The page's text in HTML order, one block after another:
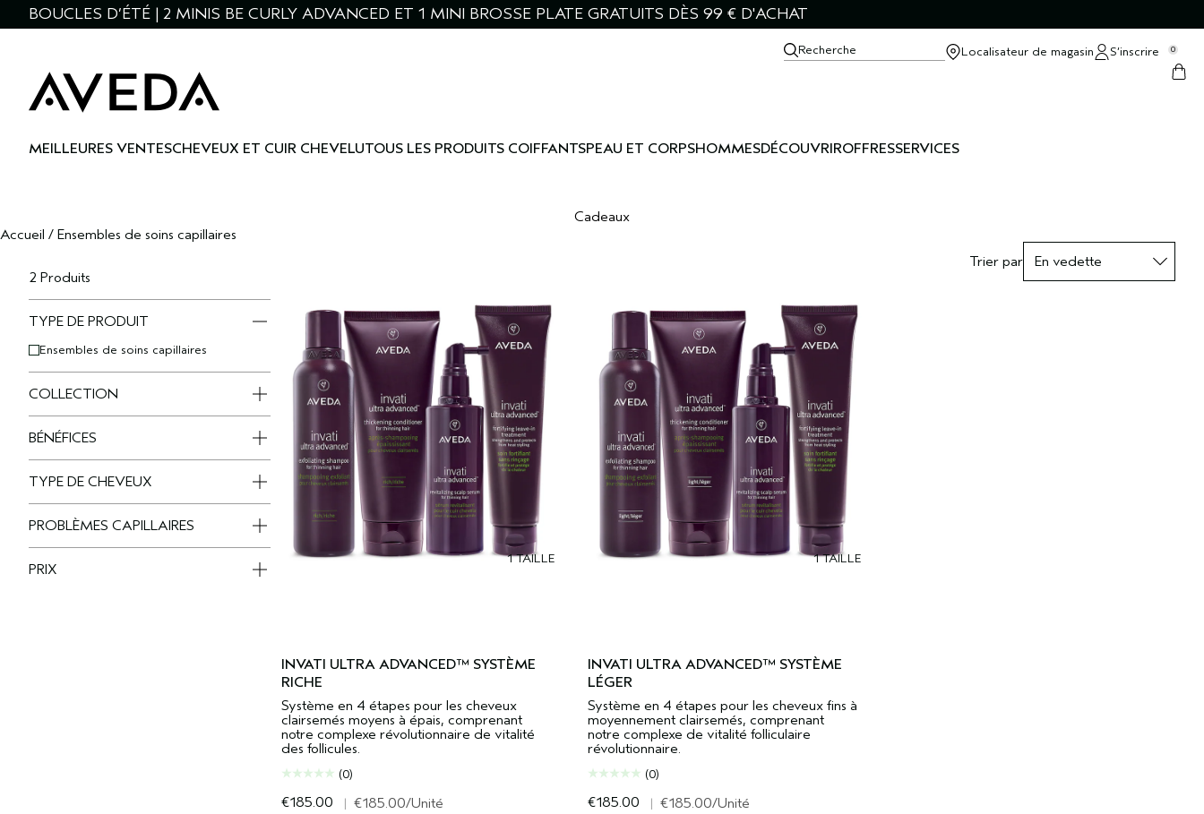
BOUCLES D’ÉTÉ | 2 MINIS BE CURLY ADVANCED ET 1 MINI BROSSE PLATE GRATUITS DÈS 99 € D'ACHAT
Recherche Localisateur de magasin S’inscrire 0
MEILLEURES VENTESCHEVEUX ET CUIR CHEVELUTOUS LES PRODUITS COIFFANTSPEAU ET CORPSHOMMESDÉCOUVRIROFFRESSERVICES
Cadeaux
Accueil / Ensembles de soins capillaires
2 Produits
TYPE DE PRODUIT
Ensembles de soins capillaires
COLLECTION
BÉNÉFICES
TYPE DE CHEVEUX
PROBLÈMES CAPILLAIRES
PRIX
Trier par
1 TAILLE
INVATI ULTRA ADVANCED™ SYSTÈME
RICHE
Système en 4 étapes pour les cheveux
clairsemés moyens à épais, comprenant
notre complexe révolutionnaire de vitalité
des follicules.
(0)
€185.00 | €185.00/Unité
1 TAILLE
INVATI ULTRA ADVANCED™ SYSTÈME
LÉGER
Système en 4 étapes pour les cheveux fins à
moyennement clairsemés, comprenant
notre complexe de vitalité folliculaire
révolutionnaire.
(0)
€185.00 | €185.00/Unité